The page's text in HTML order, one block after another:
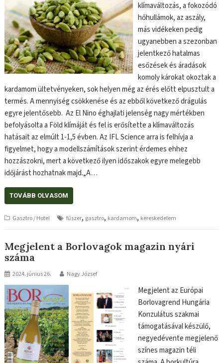
klímaváltozás, a fokozódó
hőhullámok, az aszály,
más vidékeken pedig
ugyanebben a szezonban
jelentkező hatalmas
esőzések és áradások
komoly károkat okoztak a
kardamom ültetvényeken, sok helyen még az érés előtt elpusztult a
termés. A mennyiség csökkenése és az ebből következő drágulás
egyre jelentősebb. Az El Nino éghajlati jelenség nagy mértékben
befolyásolta a Föld klímáját és fel is erősítette a klímaváltozás
hatásait az elmúlt 1-1,5 évben. Az IFL Science arra is felhívja a
figyelmet, hogy a modellszámítások szerint érdemes ehhez
hozzászokni, mert a következő ilyen időszakok egyre melegebb
időjárást hozhatnak majd.„A…
TOVÁBB OLVASOM
Gasztro / Hotel fűszer, gasztro, kardamom, kereskedelem
Megjelent a Borlovagok magazin nyári
száma
2024. június 26. Nagy József
Megjelent az Európai
Borlovagrend Hungária
Konzulátus szakmai
támogatásával készülő,
negyedévente megjelenő
színes magazin téli